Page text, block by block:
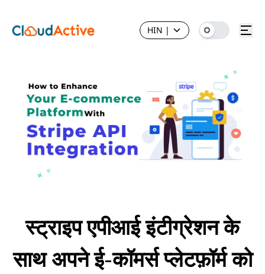
HIN |
स्ट्राइप एपीआई इंटीग्रेशन के
साथ अपने ई-कॉमर्स प्लेटफ़ॉर्म को